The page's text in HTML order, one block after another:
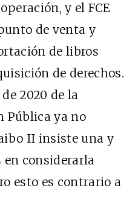
y el FCE
de venta y
de libros
de derechos.
2020 de la
Pública ya no
II insiste una y
en considerarla
esto es contrario a